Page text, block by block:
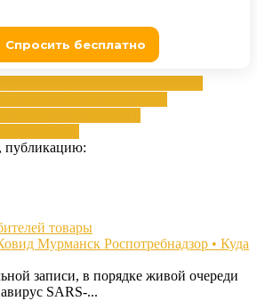
публикацию:
Мурманск Роспотребнадзор • Куда
записи, в порядке живой очереди
SARS-...